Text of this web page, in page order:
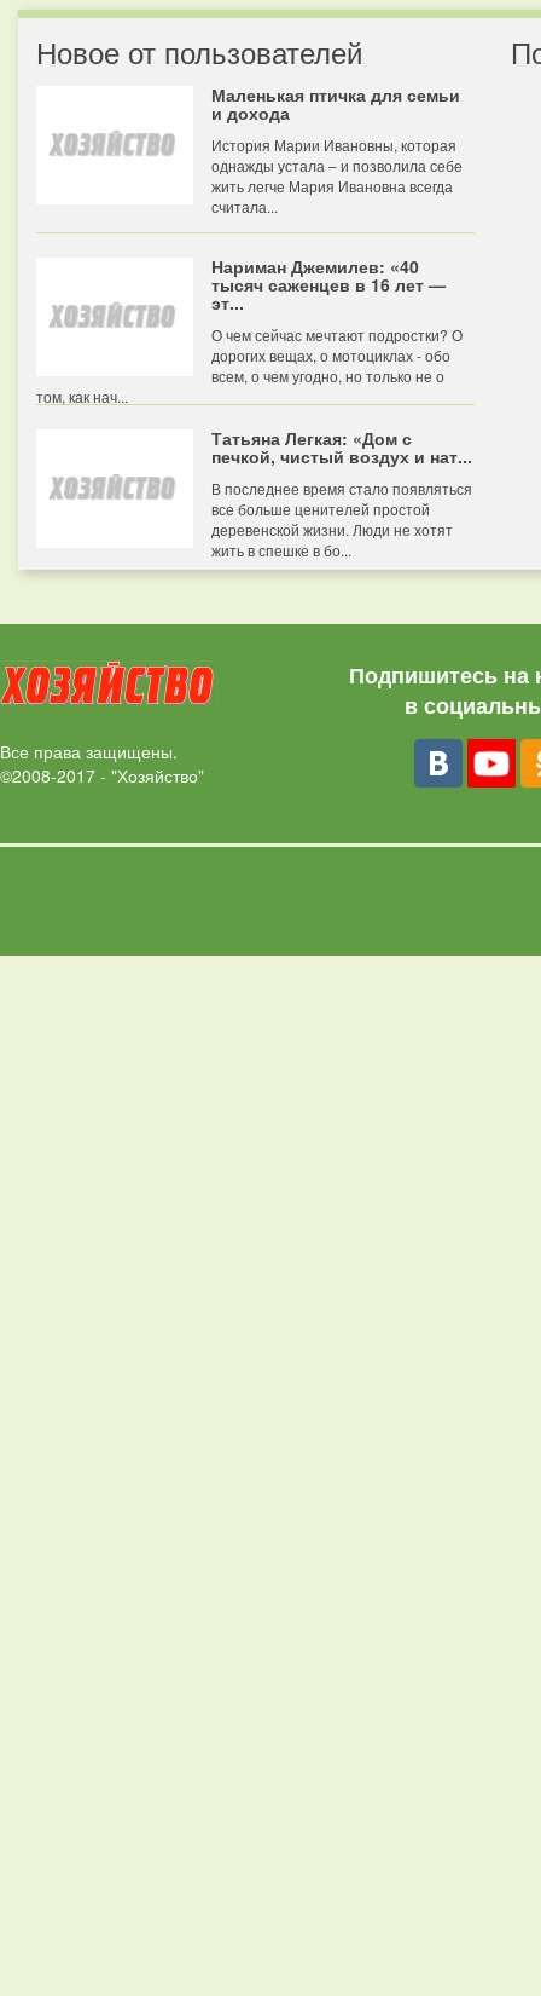
Новое от пользователей
Маленькая птичка для семьи
и дохода
История Марии Ивановны, которая
однажды устала – и позволила себе
жить легче Мария Ивановна всегда
считала...
Нариман Джемилев: «40
тысяч саженцев в 16 лет —
эт...
О чем сейчас мечтают подростки? О
дорогих вещах, о мотоциклах - обо
всем, о чем угодно, но только не о
том, как нач...
Татьяна Легкая: «Дом с
печкой, чистый воздух и нат...
В последнее время стало появляться
все больше ценителей простой
деревенской жизни. Люди не хотят
жить в спешке в бо...
Все права защищены.
©2008-2017 - "Хозяйство"
Подпишитесь на
в